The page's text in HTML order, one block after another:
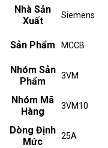
Nhà Sản
Xuất
Siemens
Sản Phẩm MCCB
Nhóm Sản
Phẩm
3VM
Nhóm Mã
Hàng
3VM10
Dòng Định
Mức
25A